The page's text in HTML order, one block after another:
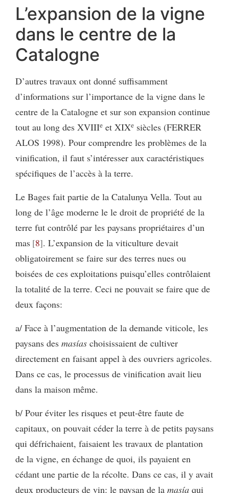
L’expansion de la vigne
dans le centre de la
Catalogne
D’autres travaux ont donné suffisamment
d’informations sur l’importance de la vigne dans le
centre de la Catalogne et sur son expansion continue
tout au long des XVIIIe et XIXe siècles (FERRER
ALOS 1998). Pour comprendre les problèmes de la
vinification, il faut s’intéresser aux caractéristiques
spécifiques de l’accès à la terre.
Le Bages fait partie de la Catalunya Vella. Tout au
long de l’âge moderne le le droit de propriété de la
terre fut contrôlé par les paysans propriétaires d’un
mas 8 . L’expansion de la viticulture devait
obligatoirement se faire sur des terres nues ou
boisées de ces exploitations puisqu’elles contrôlaient
la totalité de la terre. Ceci ne pouvait se faire que de
deux façons:
a/ Face à l’augmentation de la demande viticole, les
paysans des masías choisissaient de cultiver
directement en faisant appel à des ouvriers agricoles.
Dans ce cas, le processus de vinification avait lieu
dans la maison même.
b/ Pour éviter les risques et peut-être faute de
capitaux, on pouvait céder la terre à de petits paysans
qui défrichaient, faisaient les travaux de plantation
de la vigne, en échange de quoi, ils payaient en
cédant une partie de la récolte. Dans ce cas, il y avait
deux producteurs de vin: le paysan de la masía qui